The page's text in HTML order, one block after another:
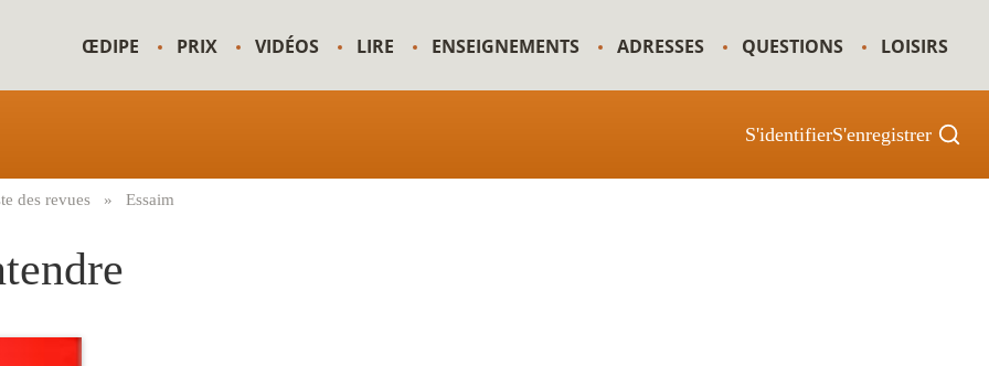
ŒDIPE PRIX VIDÉOS LIRE ENSEIGNEMENTS ADRESSES QUESTIONS LOISIRS
S'identifierS'enregistrer
des revues Essaim